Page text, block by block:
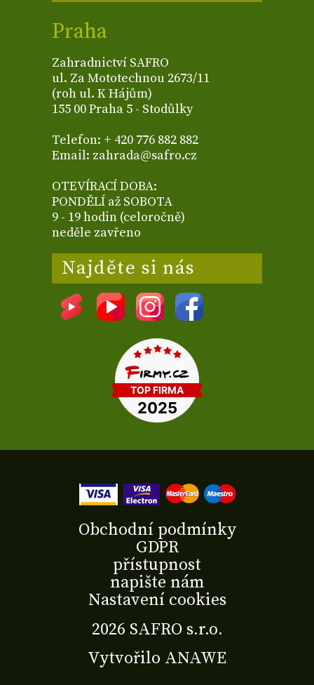
Praha
Zahradnictví SAFRO
ul. Za Mototechnou 2673/11
(roh ul. K Hájům)
155 00 Praha 5 - Stodůlky
Telefon: + 420 776 882 882
Email: zahrada@safro.cz
OTEVÍRACÍ DOBA:
PONDĚLÍ až SOBOTA
9 - 19 hodin (celoročně)
neděle zavřeno
Najděte si nás
2026 SAFRO s.r.o.
Vytvořilo ANAWE
Obchodní podmínky
GDPR
přístupnost
napište nám
Nastavení cookies